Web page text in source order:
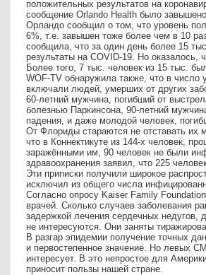
положительных результатов на
сообщение Orlando Health было
Орландо сообщил о том, что уровень
6%, т.е. завышен тоже более чем в 10
сообщила, что за один день более 15
результаты на COVID-19. Но оказалось,
Более того, 7 тыс. человек из 15 тыс.
WOF-TV обнаружила также, что в число
включали людей, умерших от других
60-летний мужчина, погибший от
болезнью Паркинсона, 90-летний
падения, и даже молодой человек,
От Флориды стараются не отставать их
что в Коннектикуте из 144-х человек,
заражёнными им, 90 человек не были
здравоохранения заявил, что 225
Эти приписки получили широкое
исключил из общего числа
Согласно опросу Kaiser Family
врачей. Сколько случаев заболевания
задержкой лечения сердечных
не интересуются. Они заняты
В разгар эпидемии получение точных
и первостепенное значение. Но левых
интересует. В это непростое для
приносит пользы нашей стране.